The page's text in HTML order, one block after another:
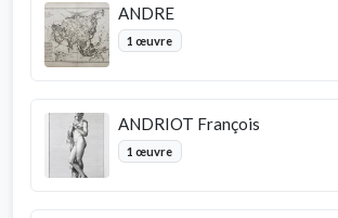
ANDRE
1 œuvre
ANDRIOT François
1 œuvre